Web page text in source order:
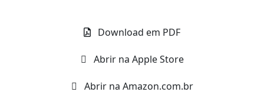
Download em PDF
Abrir na Apple Store
Abrir na Amazon.com.br